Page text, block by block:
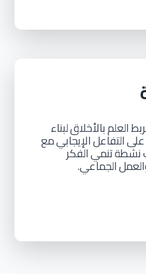
العلمبالأخلاقلبناء
التفاعلالإيجابي مع
نشطةتنميالفكر
الجماعي.